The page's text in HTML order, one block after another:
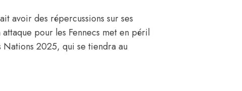
avoir des répercussions sur ses
pour les Fennecs met en péril
2025, qui se tiendra au